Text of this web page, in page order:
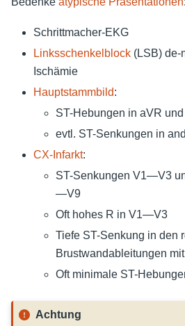
Schrittmacher-EKG
Linksschenkelblock (LSB) de-
Ischämie
Hauptstammbild:
ST-Hebungen in aVR
evtl. ST-Senkungen in
CX-Infarkt:
ST-Senkungen V1—V3
—V9
Oft hohes R in V1—V3
Tiefe ST-Senkung in den
Brustwandableitungen
Oft minimale ST-
Achtung